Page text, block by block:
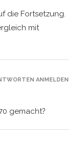
die Fortsetzung.
mit
gemacht?
ANMELDEN